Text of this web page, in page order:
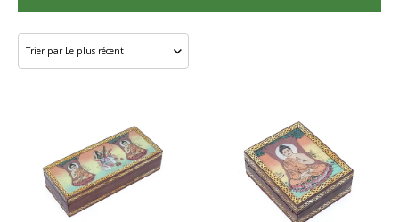
Marque
Couleurs